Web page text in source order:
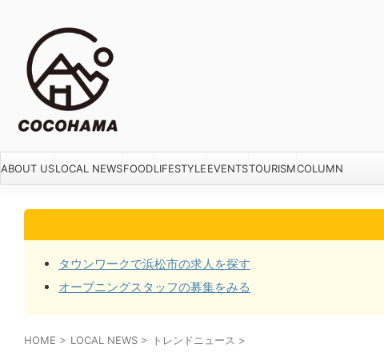
ABOUT USLOCAL NEWSFOODLIFESTYLEEVENTSTOURISMCOLUMN
タウンワークで浜松市の求人を探す
オープニングスタッフの募集をみる
HOME > LOCAL NEWS > トレンドニュース >